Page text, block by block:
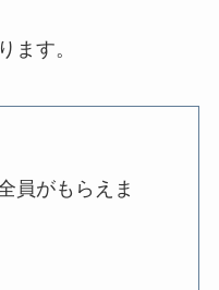
ます。
員がもらえま